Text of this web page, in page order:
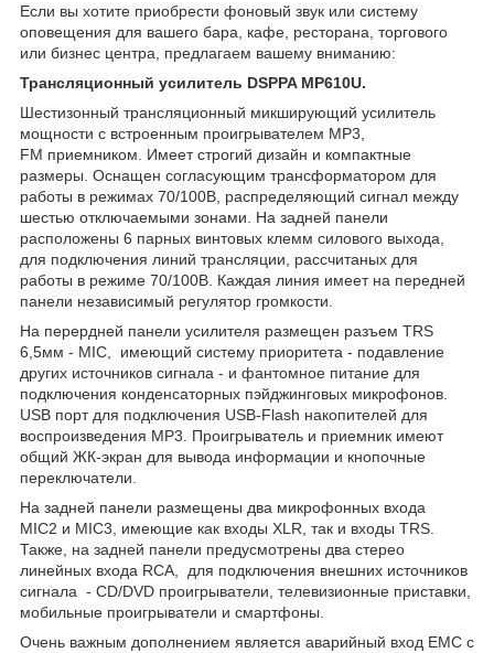
Если вы хотите приобрести фоновый звук или систему
оповещения для вашего бара, кафе, ресторана, торгового
или бизнес центра, предлагаем вашему вниманию:
Трансляционный усилитель DSPPA MP610U.
Шестизонный трансляционный микширующий усилитель
мощности с встроенным проигрывателем MP3,
FM приемником. Имеет строгий дизайн и компактные
размеры. Оснащен согласующим трансформатором для
работы в режимах 70/100В, распределяющий сигнал между
шестью отключаемыми зонами. На задней панели
расположены 6 парных винтовых клемм силового выхода,
для подключения линий трансляции, рассчитаных для
работы в режиме 70/100В. Каждая линия имеет на передней
панели независимый регулятор громкости.
На перердней панели усилителя размещен разъем TRS
6,5мм - MIC, имеющий систему приоритета - подавление
других источников сигнала - и фантомное питание для
подключения конденсаторных пэйджинговых микрофонов.
USB порт для подключения USB-Flash накопителей для
воспроизведения MP3. Проигрыватель и приемник имеют
общий ЖК-экран для вывода информации и кнопочные
переключатели.
На задней панели размещены два микрофонных входа
MIC2 и MIC3, имеющие как входы XLR, так и входы TRS.
Также, на задней панели предусмотрены два стерео
линейных входа RCA, для подключения внешних источников
сигнала - CD/DVD проигрыватели, телевизионные приставки,
мобильные проигрыватели и смартфоны.
Очень важным дополнением является аварийный вход EMC с